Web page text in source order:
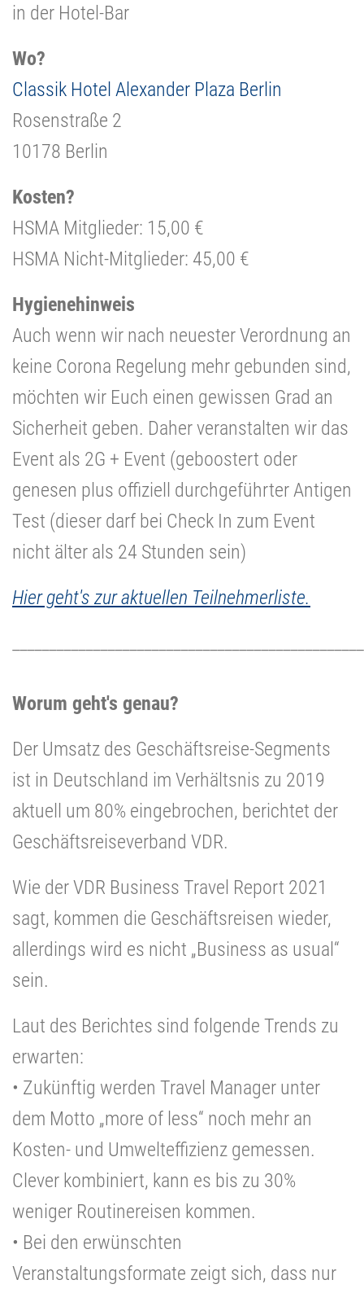
in der Hotel-Bar
Wo?
Classik Hotel Alexander Plaza Berlin
Rosenstraße 2
10178 Berlin
Kosten?
HSMA Mitglieder: 15,00 €
HSMA Nicht-Mitglieder: 45,00 €
Hygienehinweis
Auch wenn wir nach neuester Verordnung an
keine Corona Regelung mehr gebunden sind,
möchten wir Euch einen gewissen Grad an
Sicherheit geben. Daher veranstalten wir das
Event als 2G + Event (geboostert oder
genesen plus offiziell durchgeführter Antigen
Test (dieser darf bei Check In zum Event
nicht älter als 24 Stunden sein)
Hier geht's zur aktuellen Teilnehmerliste.
Worum geht's genau?
Der Umsatz des Geschäftsreise-Segments
ist in Deutschland im Verhältsnis zu 2019
aktuell um 80% eingebrochen, berichtet der
Geschäftsreiseverband VDR.
Wie der VDR Business Travel Report 2021
sagt, kommen die Geschäftsreisen wieder,
allerdings wird es nicht „Business as usual“
sein.
Laut des Berichtes sind folgende Trends zu
erwarten:
• Zukünftig werden Travel Manager unter
dem Motto „more of less“ noch mehr an
Kosten- und Umwelteffizienz gemessen.
Clever kombiniert, kann es bis zu 30%
weniger Routinereisen kommen.
• Bei den erwünschten
Veranstaltungsformate zeigt sich, dass nur